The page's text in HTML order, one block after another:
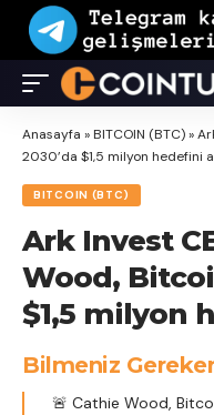
Anasayfa »BITCOIN (BTC)»
2030’da $1,5 milyon hedefini
BITCOIN (BTC)
Ark Invest
Wood,
$1,5 milyon
Bilmeniz
🚨 Cathie Wood,